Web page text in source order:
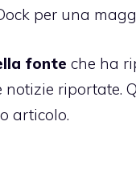
per una
fonte che ha
riportate.
articolo.